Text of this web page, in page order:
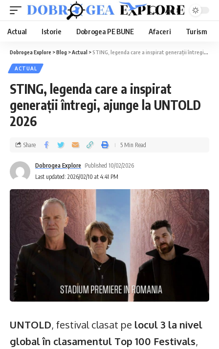
Aa
Actual Istorie Dobrogea PE BUNE Afaceri Turism
Dobrogea Explore >Blog >Actual >STING, legenda care a inspirat generații întregi, ajunge la UNTOLD 2026
ACTUAL
STING, legenda care a inspirat
generații întregi, ajunge la UNTOLD
2026
Last updated: 2026/02/10 at 4:41 PM
Dobrogea Explore Published 10/02/2026
Share 5 Min Read
UNTOLD, festival clasat pe locul 3 la nivel
global în clasamentul Top 100 Festivals,